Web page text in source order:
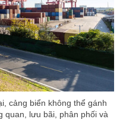
cảng biển không thể gánh
quan, lưu bãi, phân phối và